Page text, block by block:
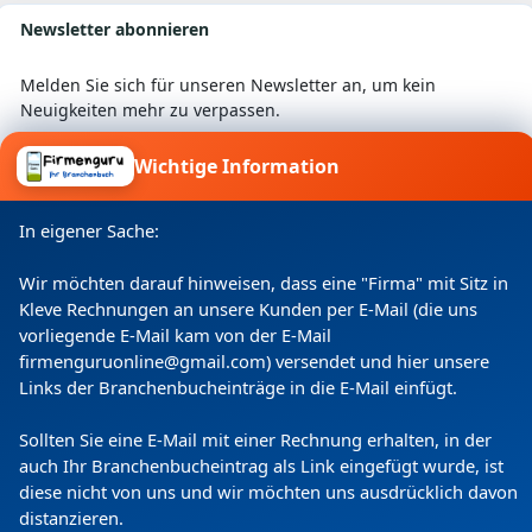
Generation seit dem 01.01.1995 leitet.
Newsletter abonnieren
Melden Sie sich für unseren Newsletter an, um kein
Neuigkeiten mehr zu verpassen.
Datenschutzerklärung zweckgebunden verarbeitet
Wichtige Information
In eigener Sache:
Wir möchten darauf hinweisen, dass eine "Firma" mit Sitz in
Kleve Rechnungen an unsere Kunden per E-Mail (die uns
vorliegende E-Mail kam von der E-Mail
firmenguruonline@gmail.com) versendet und hier unsere
Links der Branchenbucheinträge in die E-Mail einfügt.
Sollten Sie eine E-Mail mit einer Rechnung erhalten, in der
auch Ihr Branchenbucheintrag als Link eingefügt wurde, ist
diese nicht von uns und wir möchten uns ausdrücklich davon
distanzieren.